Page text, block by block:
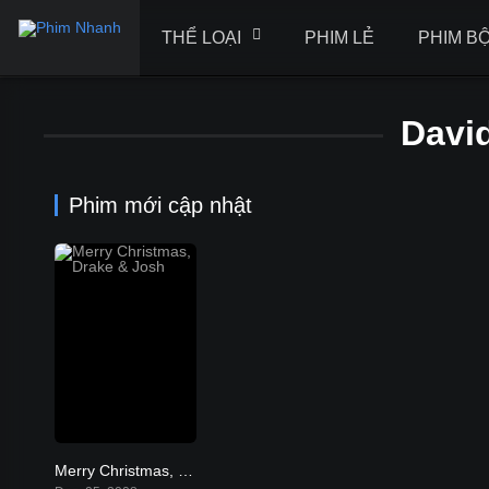
THỂ LOẠI PHIM LẺ PHIM
Phim mới cập nhật
6.8